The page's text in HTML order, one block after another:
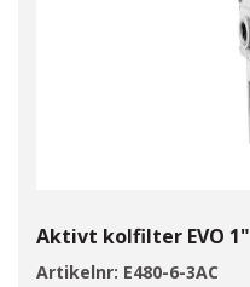
Aktivt kolfilter EVO 1"
Artikelnr: E480-6-3AC